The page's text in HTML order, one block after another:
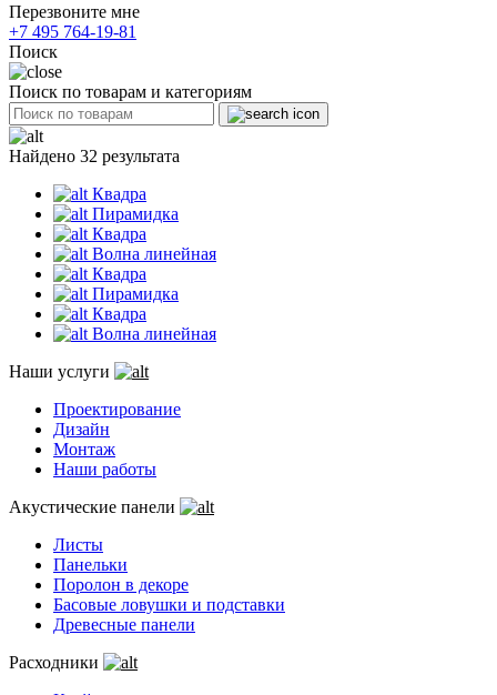
Перезвоните мне
+7 495 764-19-81
Поиск
Поиск по товарам и категориям
Найдено 32 результата
Квадра
Пирамидка
Квадра
Волна линейная
Квадра
Пирамидка
Квадра
Волна линейная
Наши услуги
Проектирование
Дизайн
Монтаж
Наши работы
Акустические панели
Листы
Панельки
Поролон в декоре
Басовые ловушки и подставки
Древесные панели
Расходники